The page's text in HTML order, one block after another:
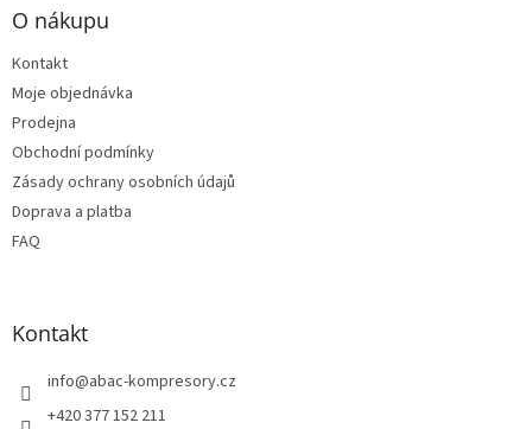
O nákupu
Kontakt
Moje objednávka
Prodejna
Obchodní podmínky
Zásady ochrany osobních údajů
Doprava a platba
FAQ
Kontakt
info@abac-kompresory.cz
+420 377 152 211